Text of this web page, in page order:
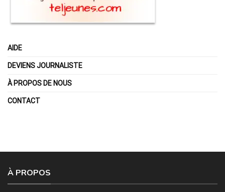
AIDE
DEVIENS JOURNALISTE
À PROPOS DE NOUS
CONTACT
À PROPOS